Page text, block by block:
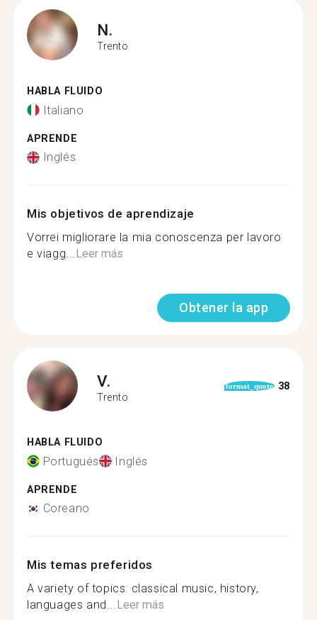
N.
Trento
HABLA FLUIDO
Italiano
APRENDE
Inglés
Mis objetivos de aprendizaje
Vorrei migliorare la mia conoscenza per lavoro
e viagg...Leer más
Obtener la app
V.
Trento
format_quote 38
HABLA FLUIDO
Portugués Inglés
APRENDE
Coreano
Mis temas preferidos
A variety of topics: classical music, history,
languages and...Leer más